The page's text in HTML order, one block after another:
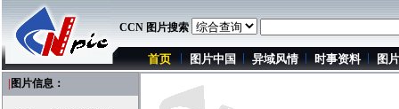
CCN 图片搜索
首页 图片中国 异域风情 时事资料 图
图片信息：